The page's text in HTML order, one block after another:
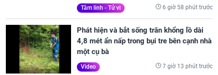
Tâm linh - Tử vi 6 giờ 58 phút trước
Phát hiện và bắt sống trăn khổng lồ dài
4,8 mét ẩn nấp trong bụi tre bên cạnh nhà
một cụ bà
Video 7 giờ 13 phút trước